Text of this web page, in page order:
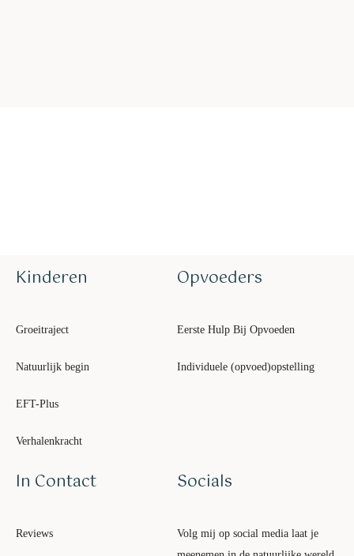
Kinderen
Groeitraject
Natuurlijk begin
EFT-Plus
Verhalenkracht
Opvoeders
Eerste Hulp Bij Opvoeden
Individuele (opvoed)opstelling
In Contact
Reviews
Socials
Volg mij op social media laat je